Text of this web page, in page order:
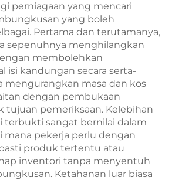
perniagaan yang mencari
yang boleh
Pertama dan terutamanya,
sepenuhnya menghilangkan
membolehkan
isi kandungan secara serta-
mengurangkan masa dan kos
dengan pembukaan
tujuan pemeriksaan. Kelebihan
terbukti sangat bernilai dalam
mana pekerja perlu dengan
produk tertentu atau
inventori tanpa menyentuh
Ketahanan luar biasa